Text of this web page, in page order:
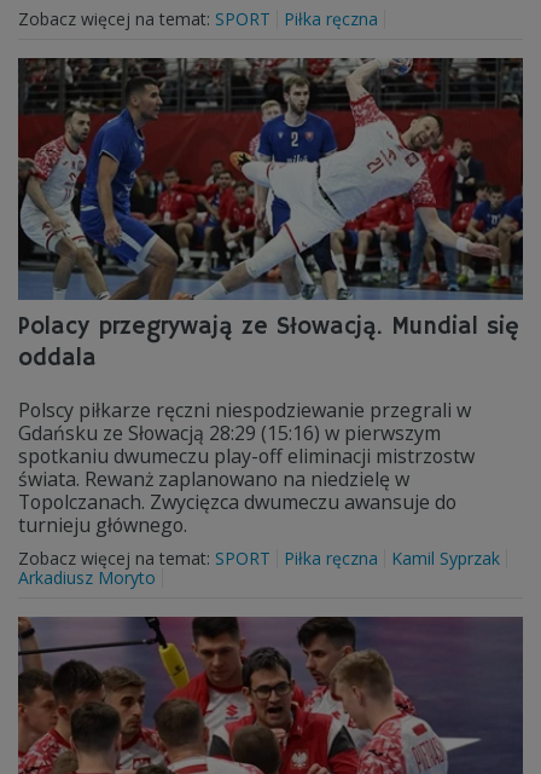
Zobacz więcej na temat: SPORT Piłka ręczna
Polacy przegrywają ze Słowacją. Mundial się
oddala
Polscy piłkarze ręczni niespodziewanie przegrali w
Gdańsku ze Słowacją 28:29 (15:16) w pierwszym
spotkaniu dwumeczu play-off eliminacji mistrzostw
świata. Rewanż zaplanowano na niedzielę w
Topolczanach. Zwycięzca dwumeczu awansuje do
turnieju głównego.
Zobacz więcej na temat: SPORT Piłka ręczna
Kamil Syprzak
Arkadiusz Moryto